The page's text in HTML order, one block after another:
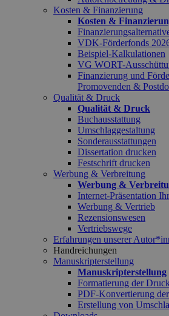
Kosten & Finanzierung
Kosten &
VDK-Förderfonds
Beispiel-Kalkulationen
VG WORT-
Finanzierung und
Promovenden &
Qualität & Druck
Qualität & Druck
Buchausstattung
Umschlaggestaltung
Sonderausstattungen
Dissertation drucken
Festschrift drucken
Werbung & Verbreitung
Werbung &
Internet-Präsentation
Werbung & Vertrieb
Rezensionswesen
Vertriebswege
Erfahrungen unserer
Handreichungen
Manuskripterstellung
Manuskripterstellung
Formatierung der
PDF-Konvertierung
Erstellung von